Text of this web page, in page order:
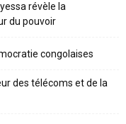
révèle la
du pouvoir
congolaises
des télécoms et de la